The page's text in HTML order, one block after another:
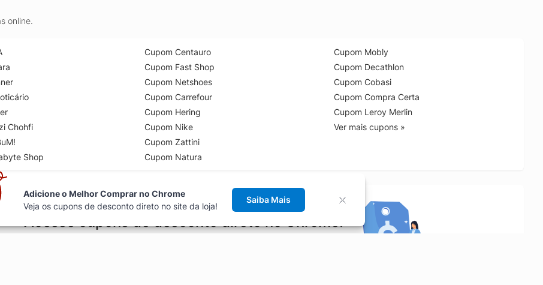
online.
Chohfi
Shop
Cupom Centauro
Cupom Fast Shop
Cupom Netshoes
Cupom Carrefour
Cupom Hering
Cupom Nike
Cupom Zattini
Cupom Natura
Cupom Mobly
Cupom Decathlon
Cupom Cobasi
Cupom Compra Certa
Cupom Leroy Merlin
Ver mais cupons »
Acesse cupons de desconto direto no Chrome!
Adicione o Melhor Comprar no Chrome
Veja os cupons de desconto direto no site da loja!
Saiba Mais